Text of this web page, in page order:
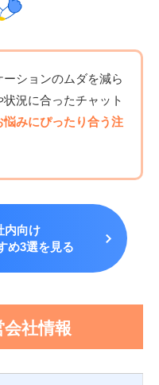
ションのムダを減ら
況に合ったチャット
悩みにぴったり合う注
内向け
め3選を見る
社情報